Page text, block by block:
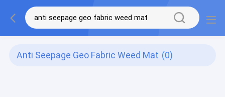
Anti Seepage Geo Fabric Weed Mat (0)